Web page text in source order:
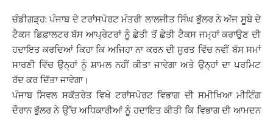
ਚੰਡੀਗੜ੍ਹ: ਪੰਜਾਬ ਦੇ ਟਰਾਂਸਪੋਰਟ ਮੰਤਰੀ ਲਾਲਜੀਤ ਸਿੰਘ ਭੁੱਲਰ ਨੇ ਅੱਜ ਸੂਬੇ ਦੇ
ਟੈਕਸ ਡਿਫ਼ਾਲਟਰ ਬੱਸ ਆਪ੍ਰੇਟਰਾਂ ਨੂੰ ਛੇਤੀ ਤੋਂ ਛੇਤੀ ਟੈਕਸ ਜਮ੍ਹਾਂ ਕਰਾਉਣ ਦੀ
ਹਦਾਇਤ ਕਰਦਿਆਂ ਕਿਹਾ ਕਿ ਅਜਿਹਾ ਨਾ ਕਰਨ ਦੀ ਸੂਰਤ ਵਿੱਚ ਨਵੀਂ ਬੱਸ ਸਮਾਂ
ਸਾਰਣੀ ਵਿੱਚ ਉਨ੍ਹਾਂ ਨੂੰ ਸ਼ਾਮਲ ਨਹੀਂ ਕੀਤਾ ਜਾਵੇਗਾ ਅਤੇ ਉਨ੍ਹਾਂ ਦਾ ਪਰਮਿਟ
ਰੱਦ ਕਰ ਦਿੱਤਾ ਜਾਵੇਗਾ।
ਪੰਜਾਬ ਸਿਵਲ ਸਕੱਤਰੇਤ ਵਿਖੇ ਟਰਾਂਸਪੋਰਟ ਵਿਭਾਗ ਦੀ ਸਮੀਖਿਆ ਮੀਟਿੰਗ
ਦੌਰਾਨ ਭੁੱਲਰ ਨੇ ਉੱਚ ਅਧਿਕਾਰੀਆਂ ਨੂੰ ਹਦਾਇਤ ਕੀਤੀ ਕਿ ਵਿਭਾਗ ਦੀ ਆਮਦਨ